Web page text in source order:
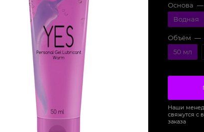
Основа —
Водная
Объём —
50 мл
Наши
свяжутся с
заказа